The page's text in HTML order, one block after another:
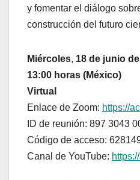
y fomentar el diálogo
construcción del futuro
Miércoles, 18 de junio
13:00 horas (México)
Virtual
Enlace de Zoom: https://
ID de reunión: 897 3043
Código de acceso:
Canal de YouTube: